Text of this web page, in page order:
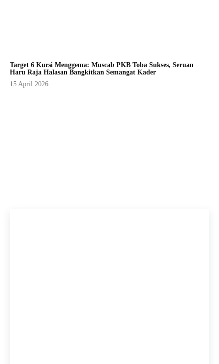
Target 6 Kursi Menggema: Muscab PKB Toba Sukses, Seruan
Haru Raja Halasan Bangkitkan Semangat Kader
15 April 2026